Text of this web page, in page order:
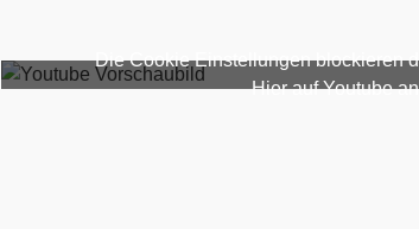
Die Cookie Einstellungen blockieren
Hier auf Youtube